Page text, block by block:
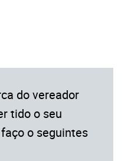
do vereador
tido o seu
o seguintes